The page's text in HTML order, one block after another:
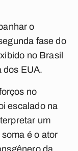
o
fase do
no Brasil
dos EUA.
no
escalado na
um
é o ator
da